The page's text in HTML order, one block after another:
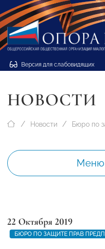
Версия для слабовидящих
НОВОСТИ
Новости
Меню
22 Октября 2019
БЮРО ПО ЗАЩИТЕ ПРАВ